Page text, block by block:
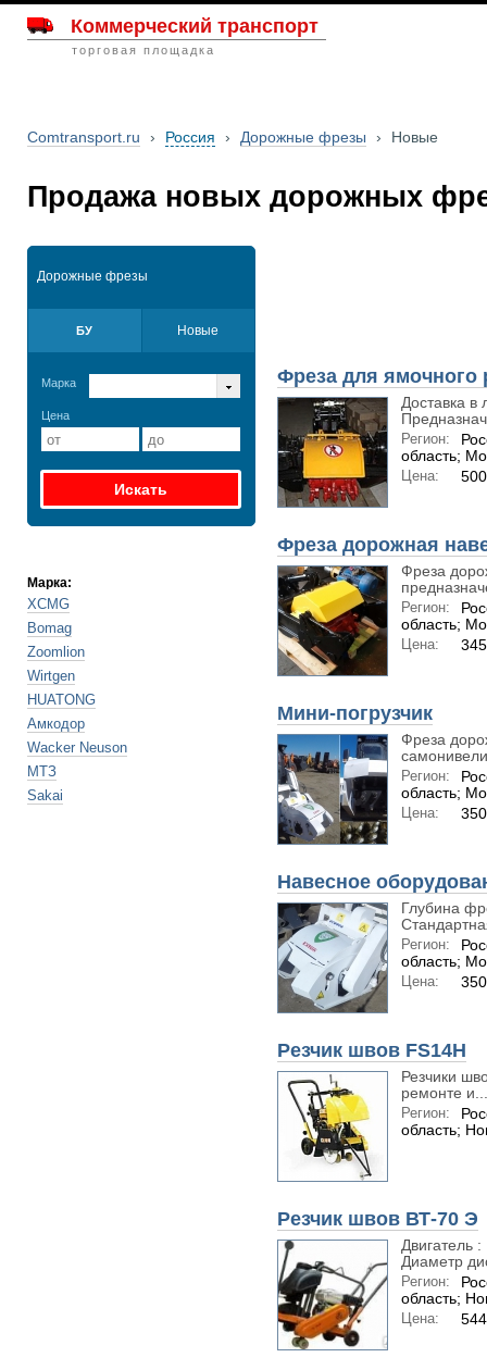
Коммерческий транспорт
торговая площадка
Comtransport.ru › Россия › Дорожные фрезы › Новые
Продажа новых дорожных
Дорожные фрезы
БУ Новые
Марка
Цена
Марка:
XCMG
Bomag
Zoomlion
Wirtgen
HUATONG
Амкодор
Wacker Neuson
МТЗ
Sakai
Фреза для ямочного
Доставка в
Регион:
область;
Цена:
Фреза дорожная
Фреза
Регион:
область;
Цена:
Мини-погрузчик
Фреза
Регион:
область;
Цена:
Навесное
Глубина
Регион:
область;
Цена:
Резчик швов FS14H
Резчики
ремонте и...
Регион:
область;
Резчик швов ВТ-70 Э
Двигатель
Диаметр
Регион:
область;
Цена: